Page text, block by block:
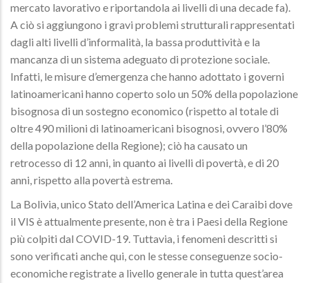
mercato lavorativo e riportandola ai livelli di una decade fa).
A ciò si aggiungono i gravi problemi strutturali rappresentati
dagli alti livelli d’informalità, la bassa produttività e la
mancanza di un sistema adeguato di protezione sociale.
Infatti, le misure d’emergenza che hanno adottato i governi
latinoamericani hanno coperto solo un 50% della popolazione
bisognosa di un sostegno economico (rispetto al totale di
oltre 490 milioni di latinoamericani bisognosi, ovvero l’80%
della popolazione della Regione); ciò ha causato un
retrocesso di 12 anni, in quanto ai livelli di povertà, e di 20
anni, rispetto alla povertà estrema.
La Bolivia, unico Stato dell’America Latina e dei Caraibi dove
il VIS è attualmente presente, non è tra i Paesi della Regione
più colpiti dal COVID-19. Tuttavia, i fenomeni descritti si
sono verificati anche qui, con le stesse conseguenze socio-
economiche registrate a livello generale in tutta quest’area